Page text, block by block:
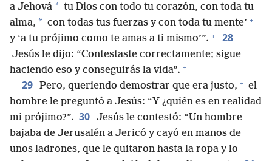
a Jehová * tu Dios con todo tu corazón, con toda tu
alma, * con todas tus fuerzas y con toda tu mente’ +
y ‘a tu prójimo como te amas a ti mismo’”. + 28
Jesús le dijo: “Contestaste correctamente; sigue
haciendo eso y conseguirás la vida”. +
29 Pero, queriendo demostrar que era justo, + el
hombre le preguntó a Jesús: “Y ¿quién es en realidad
mi prójimo?”. 30 Jesús le contestó: “Un hombre
bajaba de Jerusalén a Jericó y cayó en manos de
unos ladrones, que le quitaron hasta la ropa y lo